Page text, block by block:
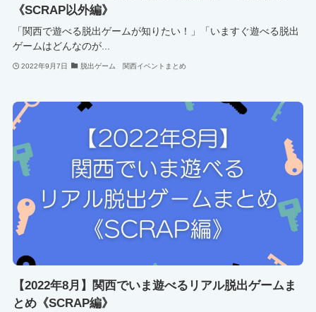
《SCRAP以外編》
「関西で遊べる脱出ゲームが知りたい！」「いますぐ遊べる脱出
ゲームはどんなのが...
2022年9月7日 脱出ゲーム 関西イベントまとめ
【2022年8月】関西でいま遊べるリアル脱出ゲームま
とめ《SCRAP編》